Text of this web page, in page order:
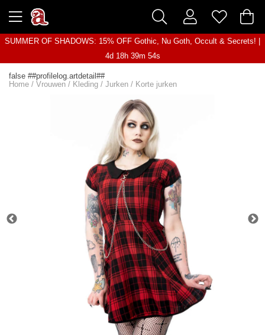
SUMMER OF SHADOWS: 15% OFF Gothic, Nu Goth, Occult & Secrets! |
4d 18h 39m 54s
false ##profilelog.artdetail##
Home / Vrouwen / Kleding / Jurken / Korte jurken